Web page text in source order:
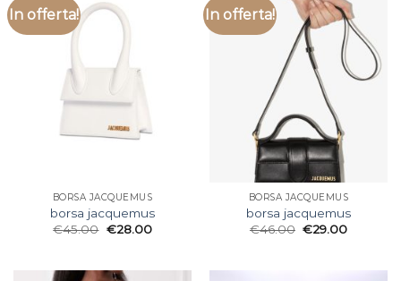
In offerta!
BORSA JACQUEMUS
borsa jacquemus
€45.00 €28.00
In offerta!
BORSA JACQUEMUS
borsa jacquemus
€46.00 €29.00